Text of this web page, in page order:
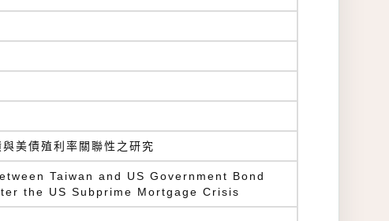
美債殖利率關聯性之研究
Taiwan and US Government Bond
the US Subprime Mortgage Crisis